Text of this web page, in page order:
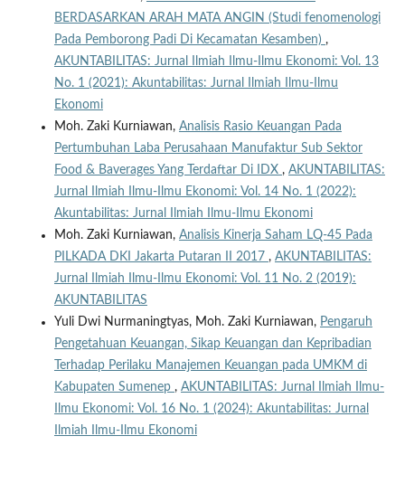
BERDASARKAN ARAH MATA ANGIN (Studi fenomenologi
Pada Pemborong Padi Di Kecamatan Kesamben) ,
AKUNTABILITAS: Jurnal Ilmiah Ilmu-Ilmu Ekonomi: Vol. 13
No. 1 (2021): Akuntabilitas: Jurnal Ilmiah Ilmu-Ilmu
Ekonomi
Moh. Zaki Kurniawan, Analisis Rasio Keuangan Pada
Pertumbuhan Laba Perusahaan Manufaktur Sub Sektor
Food & Baverages Yang Terdaftar Di IDX , AKUNTABILITAS:
Jurnal Ilmiah Ilmu-Ilmu Ekonomi: Vol. 14 No. 1 (2022):
Akuntabilitas: Jurnal Ilmiah Ilmu-Ilmu Ekonomi
Moh. Zaki Kurniawan, Analisis Kinerja Saham LQ-45 Pada
PILKADA DKI Jakarta Putaran II 2017 , AKUNTABILITAS:
Jurnal Ilmiah Ilmu-Ilmu Ekonomi: Vol. 11 No. 2 (2019):
AKUNTABILITAS
Yuli Dwi Nurmaningtyas, Moh. Zaki Kurniawan, Pengaruh
Pengetahuan Keuangan, Sikap Keuangan dan Kepribadian
Terhadap Perilaku Manajemen Keuangan pada UMKM di
Kabupaten Sumenep , AKUNTABILITAS: Jurnal Ilmiah Ilmu-
Ilmu Ekonomi: Vol. 16 No. 1 (2024): Akuntabilitas: Jurnal
Ilmiah Ilmu-Ilmu Ekonomi